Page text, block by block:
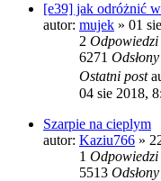
[e39] jak odróżnić
autor: mujek » 01
2 Odpowiedzi
6271 Odsłony
Ostatni post
04 sie 2018,
Szarpie na cieplym
autor: Kaziu766 »
1 Odpowiedzi
5513 Odsłony